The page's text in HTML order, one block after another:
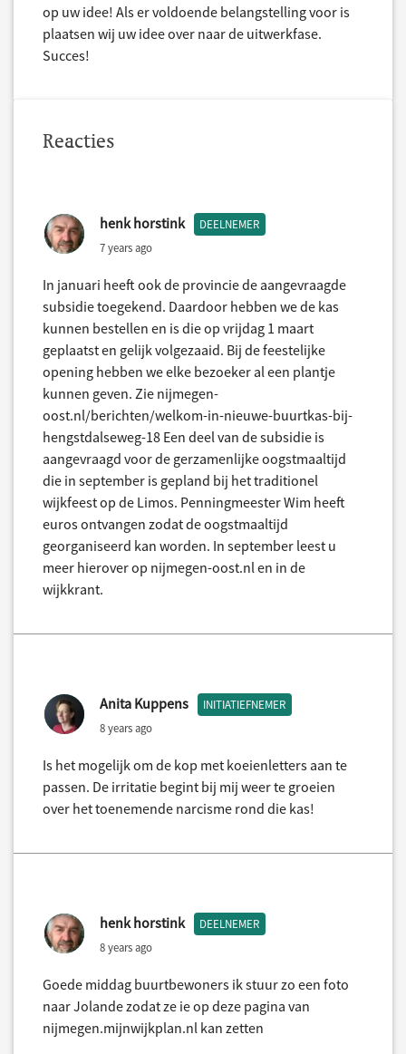
op uw idee! Als er voldoende belangstelling voor is
plaatsen wij uw idee over naar de uitwerkfase.
Succes!
Reacties
henk horstink DEELNEMER
7 years ago
In januari heeft ook de provincie de aangevraagde
subsidie toegekend. Daardoor hebben we de kas
kunnen bestellen en is die op vrijdag 1 maart
geplaatst en gelijk volgezaaid. Bij de feestelijke
opening hebben we elke bezoeker al een plantje
kunnen geven. Zie nijmegen-
oost.nl/berichten/welkom-in-nieuwe-buurtkas-bij-
hengstdalseweg-18 Een deel van de subsidie is
aangevraagd voor de gerzamenlijke oogstmaaltijd
die in september is gepland bij het traditionel
wijkfeest op de Limos. Penningmeester Wim heeft
euros ontvangen zodat de oogstmaaltijd
georganiseerd kan worden. In september leest u
meer hierover op nijmegen-oost.nl en in de
wijkkrant.
Anita Kuppens INITIATIEFNEMER
8 years ago
Is het mogelijk om de kop met koeienletters aan te
passen. De irritatie begint bij mij weer te groeien
over het toenemende narcisme rond die kas!
henk horstink DEELNEMER
8 years ago
Goede middag buurtbewoners ik stuur zo een foto
naar Jolande zodat ze ie op deze pagina van
nijmegen.mijnwijkplan.nl kan zetten